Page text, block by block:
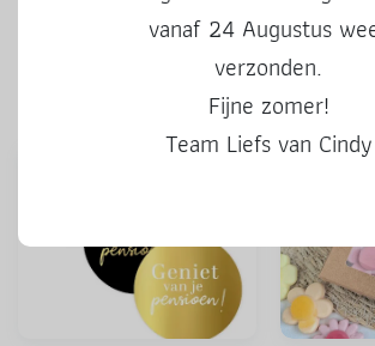
0,50
vanaf 24 Augustus
verzonden.
Fijne zomer!
Team Liefs van Cindy